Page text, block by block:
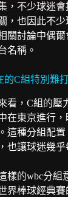
，不少球迷
，也因此不
關討論中偶爾
名稱。
的C組特別難
看，C組的壓
在東京進行
這種分組配置
也讓球迷幾乎
樣的wbc分組
界棒球經典